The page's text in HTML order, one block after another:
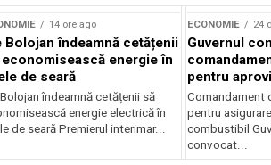
14 ore ago
Bolojan îndeamnă cetățenii
economisească energie în
de seară
îndeamnă cetățenii să
energie electrică în
de seară Premierul interimar...
ECONOMIE 24
Guvernul
pentru
combustibil
Comandament
pentru
combustibil
convocat...